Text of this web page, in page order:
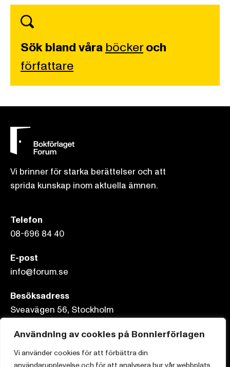
Användning av cookies på Bonnierförlagen
Vi använder cookies för att förbättra din
Sök bland våra böckeroch
författare
Vi brinner för starka berättelser och att
sprida kunskap inom aktuella ämnen.
Telefon
08-696 84 40
E-post
info@forum.se
Besöksadress
Sveavägen 56, Stockholm
Postadress
Box 3159, 103 63 Stockholm